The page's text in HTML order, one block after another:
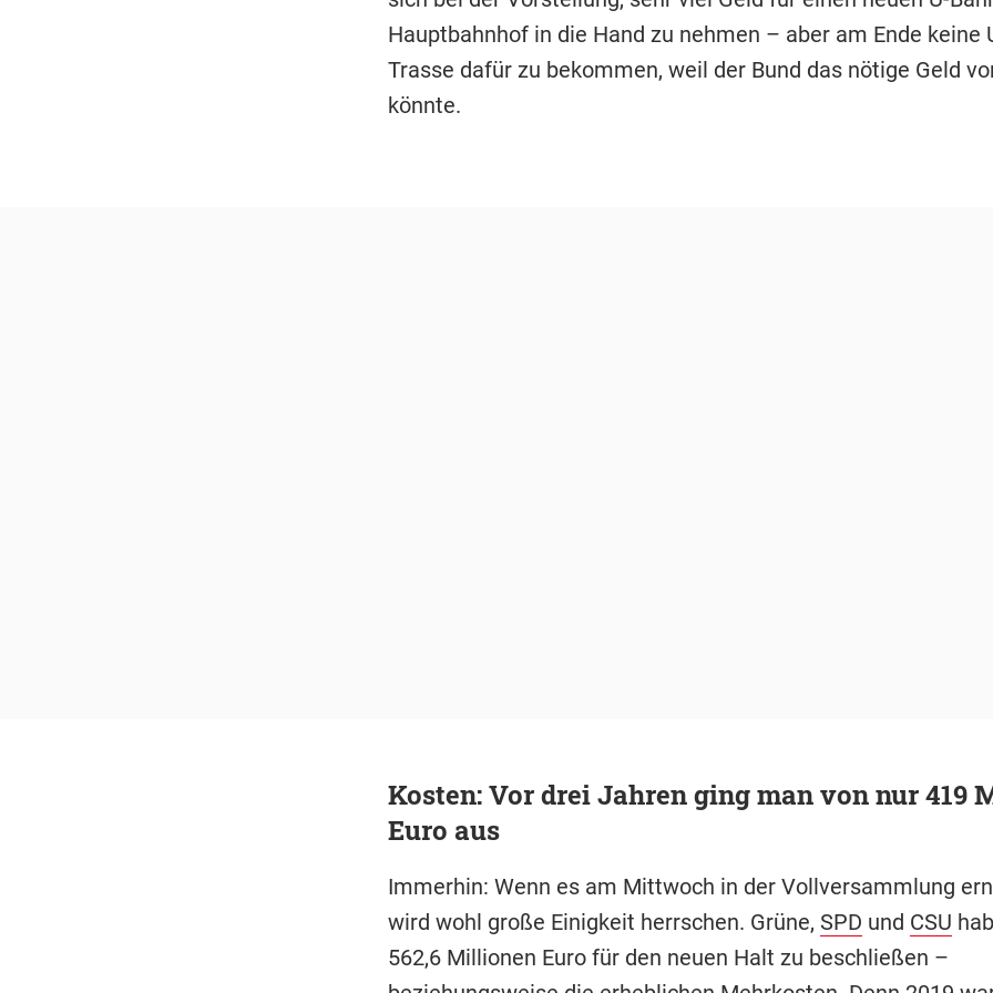
Hauptbahnhof in die Hand zu nehmen – aber am Ende keine
Trasse dafür zu bekommen, weil der Bund das nötige Geld
könnte.
Kosten: Vor drei Jahren ging man von nur 419
Euro aus
Immerhin: Wenn es am Mittwoch in der Vollversammlung
wird wohl große Einigkeit herrschen. Grüne, SPD und CSU
562,6 Millionen Euro für den neuen Halt zu beschließen –